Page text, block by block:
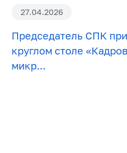
27.04.2026
Председатель СПК
круглом столе
микр...